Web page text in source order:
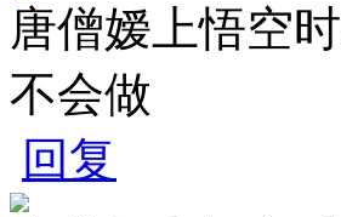
唐僧嫒上悟空时
不会做
回复